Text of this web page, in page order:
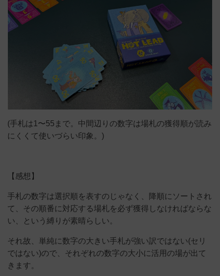
(手札は1〜55まで。中間辺りの数字は場札の獲得順が読み
にくくて使いづらい印象。)
【感想】
手札の数字は選択順を表すのじゃなく、降順にソートされ
て、その順番に対応する場札を必ず獲得しなければならな
い、という縛りが素晴らしい。
それ故、単純に数字の大きい手札が強い訳ではない(セリ
ではない)ので、それぞれの数字の大小に活用の場が出て
きます。